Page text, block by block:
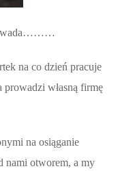
na co dzień pracuje
własną firmę
na osiąganie
nami otworem, a my